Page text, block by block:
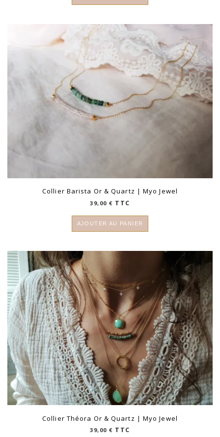
Collier Barista Or & Quartz | Myo Jewel
39,00€ TTC
AJOUTER AU PANIER
Collier Théora Or & Quartz | Myo Jewel
39,00€ TTC